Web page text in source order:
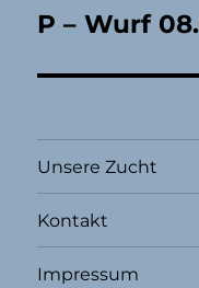
P – Wurf
Unsere Zucht
Kontakt
Impressum